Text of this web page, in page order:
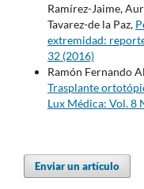
Ramírez-Jaime,
Tavarez-de la Paz,
extremidad:
32 (2016)
Ramón Fernando
Trasplante
Lux Médica: Vol. 8
Enviar un artículo